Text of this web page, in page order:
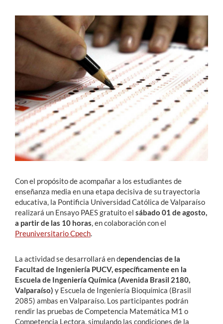
Postgrado
Formación Continua
Estudiantes
Académicos
Funcionarios
Alumni
Con el propósito de acompañar a los estudiantes de
enseñanza media en una etapa decisiva de su trayectoria
educativa, la Pontificia Universidad Católica de Valparaíso
realizará un Ensayo PAES gratuito el sábado 01 de agosto,
a partir de las 10 horas , en colaboración con el
Preuniversitario Cpech
La actividad se desarrollará en dependencias de la
Facultad de Ingeniería PUCV, específicamente en la
Escuela de Ingeniería Química (Avenida Brasil 2180,
Valparaíso) y Escuela de Ingeniería Bioquímica (Brasil
2085) ambas en Valparaíso. Los participantes podrán
rendir las pruebas de Competencia Matemática M1 o
Competencia Lectora, simulando las condiciones de la